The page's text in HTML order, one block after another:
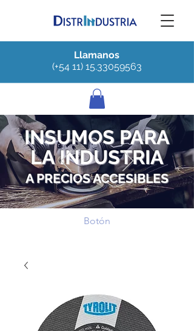
Llamanos
(+54 11) 15.33059563
INSUMOS PARA
LA INDUSTRIA
A PRECIOS ACCESIBLES
Botón